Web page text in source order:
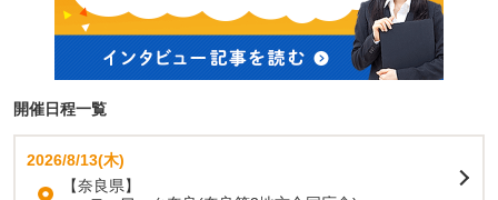
開催日程一覧
2026/8/13(木)
【奈良県】